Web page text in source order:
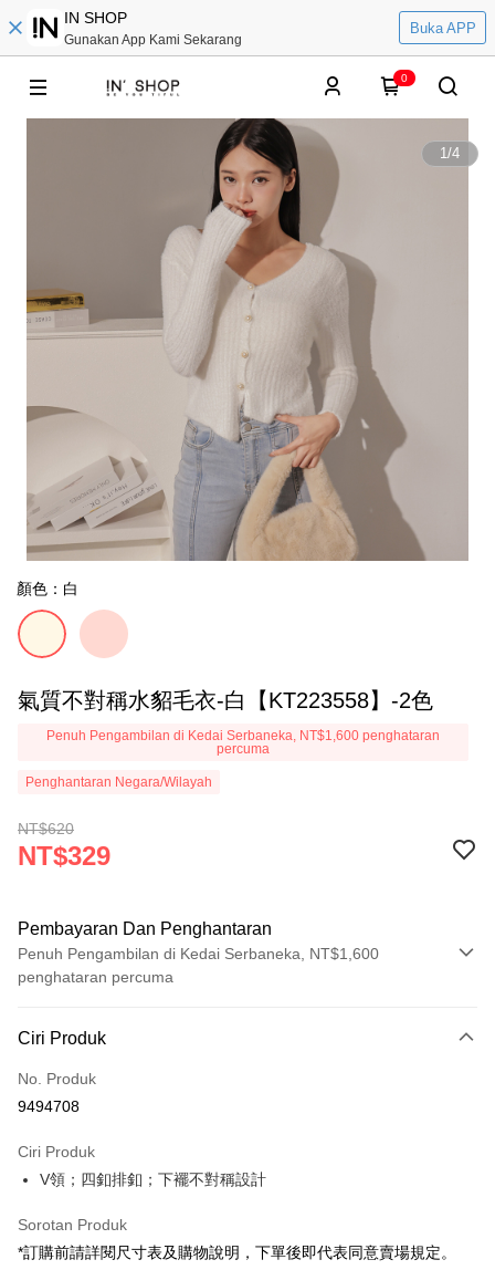
IN SHOP
Gunakan App Kami Sekarang
Buka APP
0
1/4
顏色：白
氣質不對稱水貂毛衣-白【KT223558】-2色
Penuh Pengambilan di Kedai Serbaneka, NT$1,600 penghataran
percuma
Penghantaran Negara/Wilayah
NT$620
NT$329
Pembayaran Dan Penghantaran
Penuh Pengambilan di Kedai Serbaneka, NT$1,600
penghataran percuma
Kad Kredit (Bayaran Penuh)
Pengambilan di Kedai Serbaneka
Apple Pay
Google Pay
Ciri Produk
No. Produk
9494708
Ciri Produk
V領；四釦排釦；下襬不對稱設計
Sorotan Produk
*訂購前請詳閱尺寸表及購物說明，下單後即代表同意賣場規定。